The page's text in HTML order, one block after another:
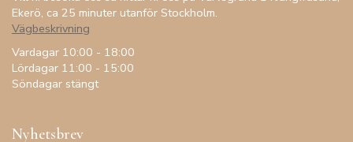
Ekerö, ca 25 minuter utanför Stockholm.
Vägbeskrivning
Vardagar 10:00 - 18:00
Lördagar 11:00 - 15:00
Söndagar stängt
Nyhetsbrev